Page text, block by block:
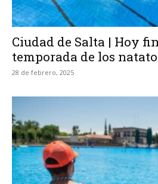
Ciudad de Salta | Hoy
temporada de los
28 de febrero, 2025